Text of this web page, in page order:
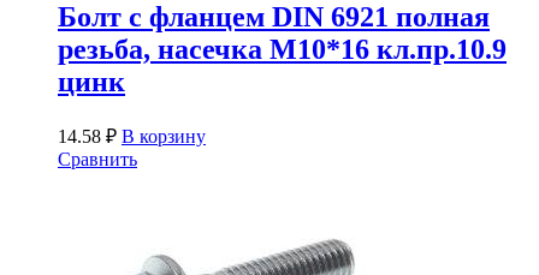
Болт с фланцем DIN 6921 полная
резьба, насечка М10*16 кл.пр.10.9
цинк
14.58 ₽ В корзину
Сравнить